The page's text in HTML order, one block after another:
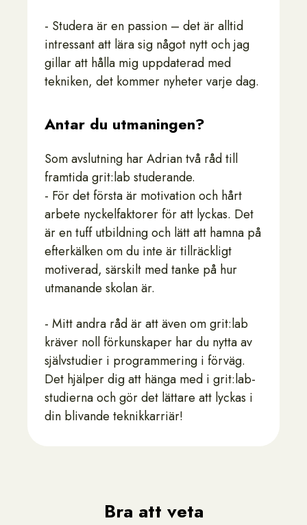
- Studera är en passion – det är alltid
intressant att lära sig något nytt och jag
gillar att hålla mig uppdaterad med
tekniken, det kommer nyheter varje dag.
Antar du utmaningen?
Som avslutning har Adrian två råd till
framtida grit:lab studerande.
- För det första är motivation och hårt
arbete nyckelfaktorer för att lyckas. Det
är en tuff utbildning och lätt att hamna på
efterkälken om du inte är tillräckligt
motiverad, särskilt med tanke på hur
utmanande skolan är.
- Mitt andra råd är att även om grit:lab
kräver noll förkunskaper har du nytta av
självstudier i programmering i förväg.
Det hjälper dig att hänga med i grit:lab-
studierna och gör det lättare att lyckas i
din blivande teknikkarriär!
Bra att veta